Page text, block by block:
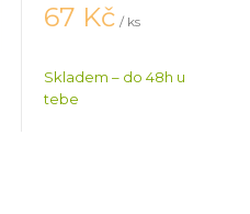
67 Kč / ks
Skladem – do 48h u
tebe